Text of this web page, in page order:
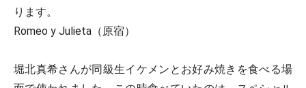
ります。
Romeo y Julieta（原宿）
堀北真希さんが同級生イケメンとお好み焼きを食べる場